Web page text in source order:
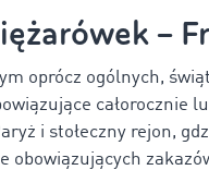
–
oprócz ogólnych,
i stołeczny rejon,
obowiązujących